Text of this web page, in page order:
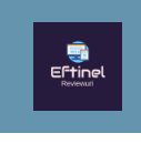
conținut